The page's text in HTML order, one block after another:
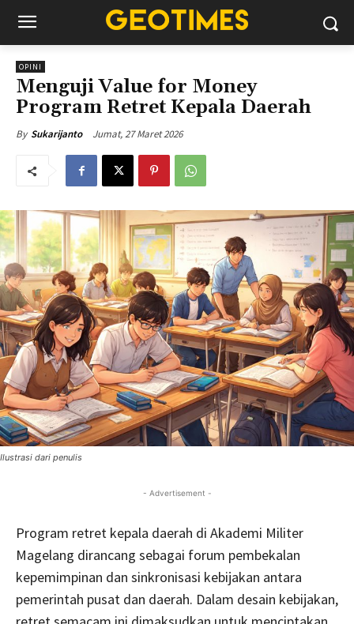
OPINI
Menguji Value for Money
Program Retret Kepala Daerah
By Sukarijanto Jumat, 27 Maret 2026
Ilustrasi dari penulis
- Advertisement -
Program retret kepala daerah di Akademi Militer
Magelang dirancang sebagai forum pembekalan
kepemimpinan dan sinkronisasi kebijakan antara
pemerintah pusat dan daerah. Dalam desain kebijakan,